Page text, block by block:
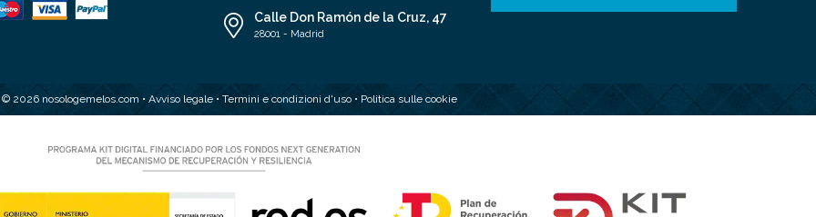
Calle Don Ramón de la Cruz, 47
28001 - Madrid
2026 nosologemelos.com • Avviso legale • Termini e condizioni d'uso • Politica sulle cookie